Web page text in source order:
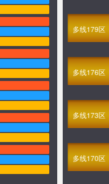
多线179区
多线176区
多线173区
多线170区